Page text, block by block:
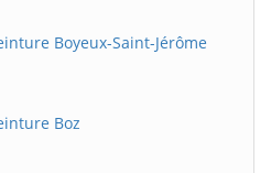
Boyeux-Saint-Jérôme
Boz